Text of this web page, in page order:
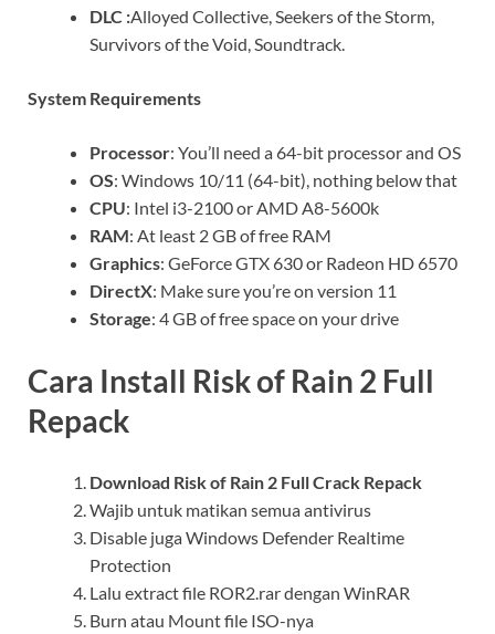
DLC :Alloyed Collective, Seekers of the Storm,
Survivors of the Void, Soundtrack.
System Requirements
Processor: You’ll need a 64-bit processor and OS
OS: Windows 10/11 (64-bit), nothing below that
CPU: Intel i3-2100 or AMD A8-5600k
RAM: At least 2 GB of free RAM
Graphics: GeForce GTX 630 or Radeon HD 6570
DirectX: Make sure you’re on version 11
Storage: 4 GB of free space on your drive
Cara Install Risk of Rain 2 Full
Repack
Download Risk of Rain 2 Full Crack Repack
Wajib untuk matikan semua antivirus
Disable juga Windows Defender Realtime
Protection
Lalu extract file ROR2.rar dengan WinRAR
Burn atau Mount file ISO-nya